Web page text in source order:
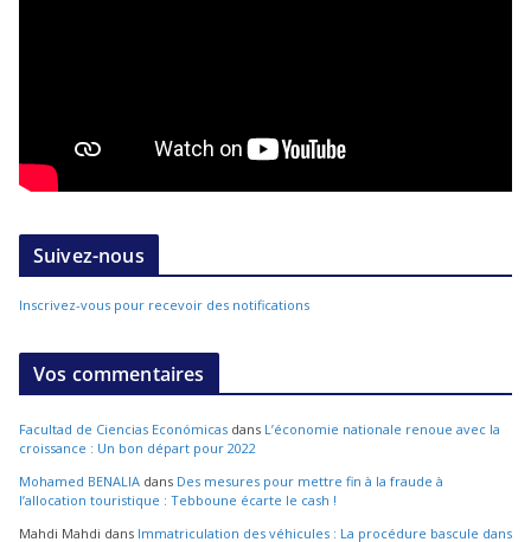
Suivez-nous
Inscrivez-vous pour recevoir des notifications
Vos commentaires
Facultad de Ciencias Económicas dans L’économie nationale renoue avec la
croissance : Un bon départ pour 2022
Mohamed BENALIA dans Des mesures pour mettre fin à la fraude à
l’allocation touristique : Tebboune écarte le cash !
Mahdi Mahdi dans Immatriculation des véhicules : La procédure bascule dans